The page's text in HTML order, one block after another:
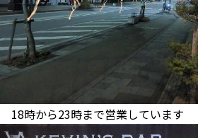
18時から23時まで営業しています